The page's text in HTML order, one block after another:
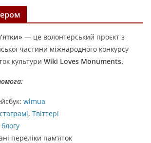
— це волонтерський проєкт з
частини міжнародного конкурсу
культури Wiki Loves Monuments.
wlmua
, Твіттері
блогу
переліки пам’яток